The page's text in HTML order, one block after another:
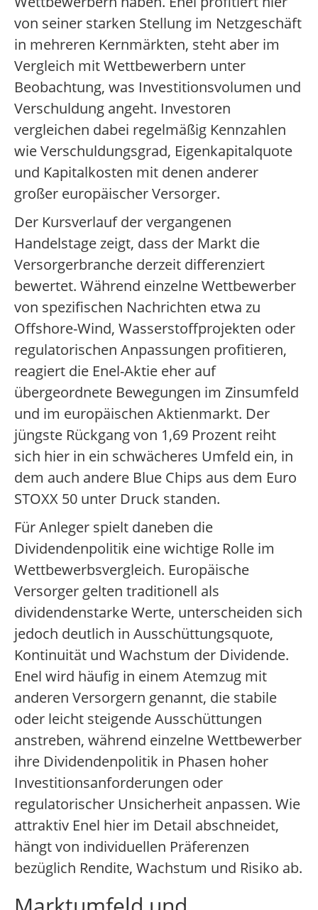
von seiner starken Stellung im Netzgeschäft
in mehreren Kernmärkten, steht aber im
Vergleich mit Wettbewerbern unter
Beobachtung, was Investitionsvolumen und
Verschuldung angeht. Investoren
vergleichen dabei regelmäßig Kennzahlen
wie Verschuldungsgrad, Eigenkapitalquote
und Kapitalkosten mit denen anderer
großer europäischer Versorger.
Der Kursverlauf der vergangenen
Handelstage zeigt, dass der Markt die
Versorgerbranche derzeit differenziert
bewertet. Während einzelne Wettbewerber
von spezifischen Nachrichten etwa zu
Offshore-Wind, Wasserstoffprojekten oder
regulatorischen Anpassungen profitieren,
reagiert die Enel-Aktie eher auf
übergeordnete Bewegungen im Zinsumfeld
und im europäischen Aktienmarkt. Der
jüngste Rückgang von 1,69 Prozent reiht
sich hier in ein schwächeres Umfeld ein, in
dem auch andere Blue Chips aus dem Euro
STOXX 50 unter Druck standen.
Für Anleger spielt daneben die
Dividendenpolitik eine wichtige Rolle im
Wettbewerbsvergleich. Europäische
Versorger gelten traditionell als
dividendenstarke Werte, unterscheiden sich
jedoch deutlich in Ausschüttungsquote,
Kontinuität und Wachstum der Dividende.
Enel wird häufig in einem Atemzug mit
anderen Versorgern genannt, die stabile
oder leicht steigende Ausschüttungen
anstreben, während einzelne Wettbewerber
ihre Dividendenpolitik in Phasen hoher
Investitionsanforderungen oder
regulatorischer Unsicherheit anpassen. Wie
attraktiv Enel hier im Detail abschneidet,
hängt von individuellen Präferenzen
bezüglich Rendite, Wachstum und Risiko ab.